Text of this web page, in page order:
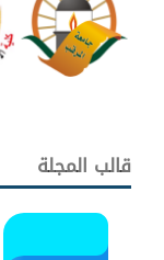
قالب المجلة